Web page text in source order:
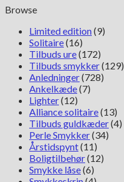
Browse
Limited edition(9)
Solitaire(16)
Tilbuds ure(172)
Tilbuds smykker(129)
Anledninger(728)
Ankelkæde(7)
Lighter(12)
Alliance solitaire(13)
Tilbuds guldkæder(4)
Perle Smykker(34)
Årstidspynt(11)
Boligtilbehør(12)
Smykke låse(6)